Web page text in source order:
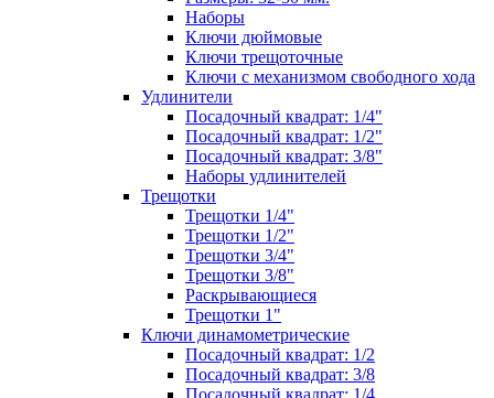
Наборы
Ключи дюймовые
Ключи трещоточные
Ключи с механизмом свободного хода
Удлинители
Посадочный квадрат: 1/4"
Посадочный квадрат: 1/2"
Посадочный квадрат: 3/8"
Наборы удлинителей
Трещотки
Трещотки 1/4"
Трещотки 1/2"
Трещотки 3/4"
Трещотки 3/8"
Раскрывающиеся
Трещотки 1"
Ключи динамометрические
Посадочный квадрат: 1/2
Посадочный квадрат: 3/8
Посадочный квадрат: 1/4